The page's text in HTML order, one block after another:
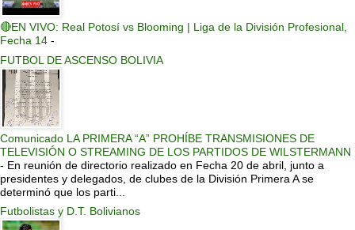
🔴EN VIVO: Real Potosí vs Blooming | Liga de la División Profesional,
Fecha 14 -
FUTBOL DE ASCENSO BOLIVIA
Comunicado LA PRIMERA “A” PROHÍBE TRANSMISIONES DE
TELEVISIÓN O STREAMING DE LOS PARTIDOS DE WILSTERMANN
- En reunión de directorio realizado en Fecha 20 de abril, junto a
presidentes y delegados, de clubes de la División Primera A se
determinó que los parti...
Futbolistas y D.T. Bolivianos